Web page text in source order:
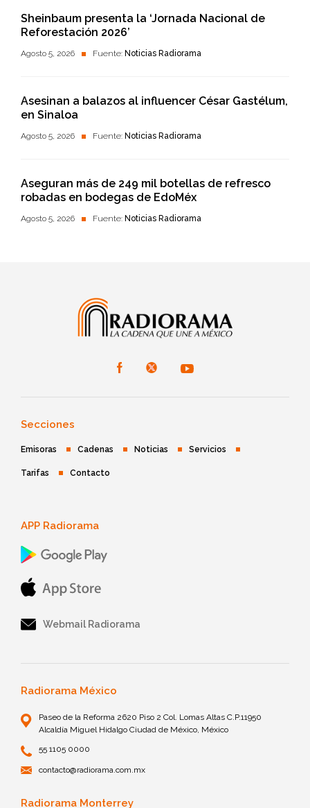
Sheinbaum presenta la ‘Jornada Nacional de
Reforestación 2026’
Agosto 5, 2026 Fuente: Noticias Radiorama
Asesinan a balazos al influencer César Gastélum,
en Sinaloa
Agosto 5, 2026 Fuente: Noticias Radiorama
Aseguran más de 249 mil botellas de refresco
robadas en bodegas de EdoMéx
Agosto 5, 2026 Fuente: Noticias Radiorama
Secciones
Emisoras Cadenas Noticias Servicios
Tarifas Contacto
APP Radiorama
Webmail Radiorama
Radiorama México
Paseo de la Reforma 2620 Piso 2 Col. Lomas Altas C.P.11950
Alcaldía Miguel Hidalgo Ciudad de México, México
55 1105 0000
contacto@radiorama.com.mx
Radiorama Monterrey